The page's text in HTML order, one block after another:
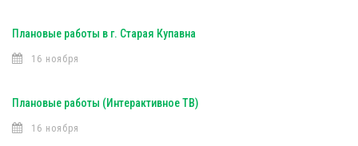
Плановые работы в г. Старая Купавна
16 ноября
Плановые работы (Интерактивное ТВ)
16 ноября